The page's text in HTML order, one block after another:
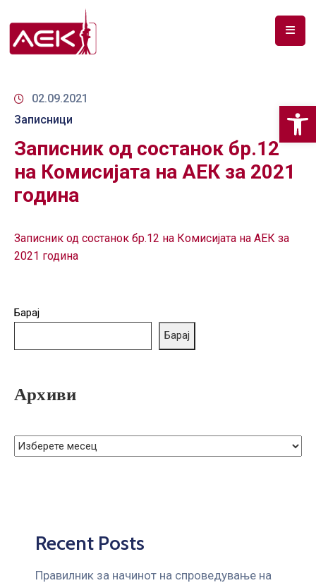
ЗА
ДОКУМЕНТИ
РФ
СПЕКТАР
АНАЛИЗА
ГРИЖА
НАБАВКИ
02.09.2021
Записници
Записник од состанок бр.12
на Комисијата на АЕК за 2021
година
Записник од состанок бр.12 на Комисијата на АЕК за
2021 година
Барај
Барај
Архиви
Recent Posts
Правилник за начинот на спроведување на